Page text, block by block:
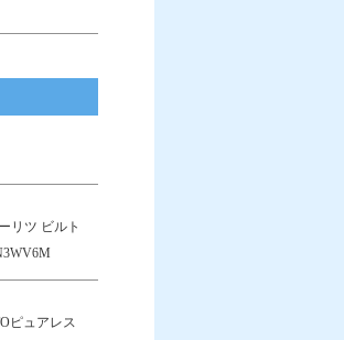
リツ ビルト
ピュアレス